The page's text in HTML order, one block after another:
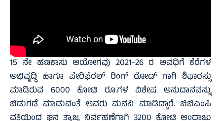
15 ನೇ ಹಣಕಾಸು ಆಯೋಗವು 2021-26 ರ ಅವಧಿಗೆ ಕೆರೆಗಳ
ಅಭಿವೃದ್ಧಿ ಹಾಗೂ ಪೇರಿಫೆರಲ್ ರಿಂಗ್ ರೋಡ್ ಗಾಗಿ ಶಿಫಾರಸ್ಸು
ಮಾಡಿರುವ 6000 ಕೋಟಿ ರೂ.ಗಳ ವಿಶೇಷ ಅನುದಾನವನ್ನು
ಬಿಡುಗಡೆ ಮಾಡುವಂತೆ ಅವರು ಮನವಿ ಮಾಡಿದ್ದಾರೆ. ಬಿಬಿಎಂಪಿ